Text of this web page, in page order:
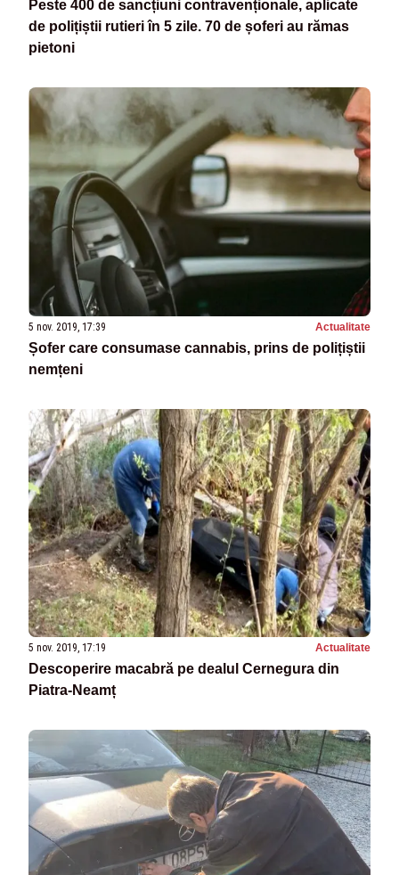
Peste 400 de sancțiuni contravenționale, aplicate
de polițiștii rutieri în 5 zile. 70 de șoferi au rămas
pietoni
5 nov. 2019, 17:39 Actualitate
Șofer care consumase cannabis, prins de polițiștii
nemțeni
5 nov. 2019, 17:19 Actualitate
Descoperire macabră pe dealul Cernegura din
Piatra-Neamț